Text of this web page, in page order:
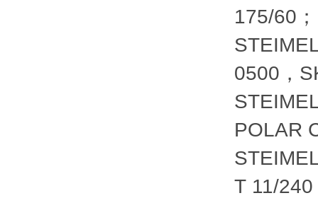
175/60；
0500，
POLAR
T 11/240